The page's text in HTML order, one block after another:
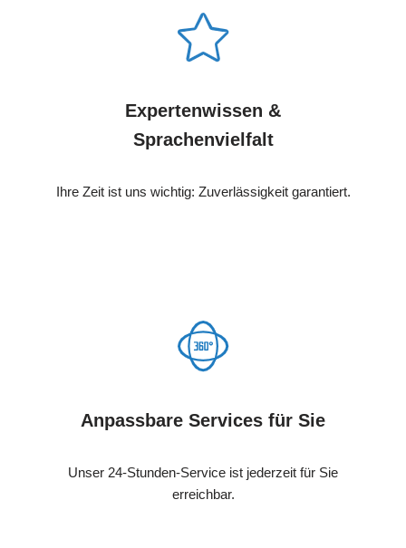
Expertenwissen &
Sprachenvielfalt
Ihre Zeit ist uns wichtig: Zuverlässigkeit garantiert.
Anpassbare Services für Sie
Unser 24-Stunden-Service ist jederzeit für Sie
erreichbar.